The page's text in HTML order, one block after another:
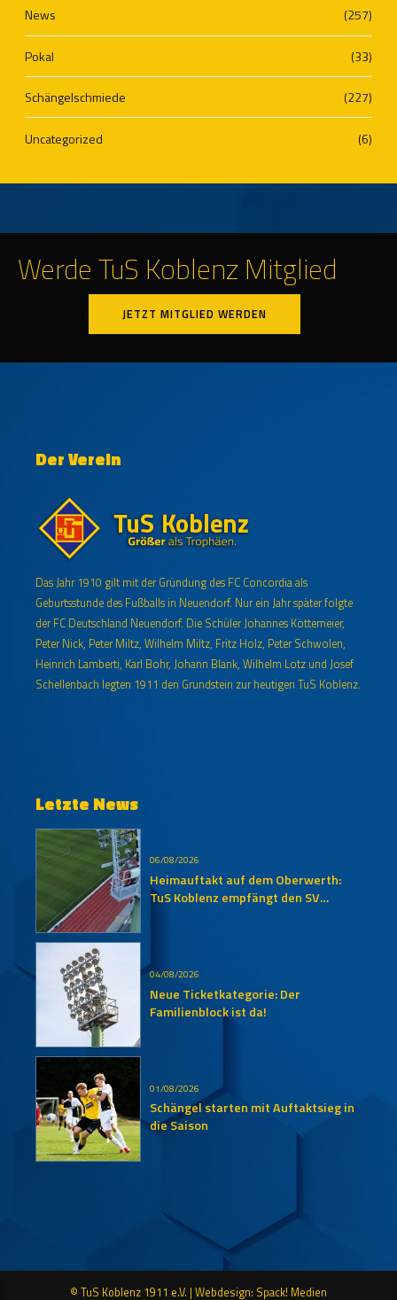
News (257)
Pokal (33)
Schängelschmiede (227)
Uncategorized (6)
Werde TuS Koblenz Mitglied
JETZT MITGLIED WERDEN
Der Verein
Das Jahr 1910 gilt mit der Gründung des FC Concordia als
Geburtsstunde des Fußballs in Neuendorf. Nur ein Jahr später folgte
der FC Deutschland Neuendorf. Die Schüler Johannes Kottemeier,
Peter Nick, Peter Miltz, Wilhelm Miltz, Fritz Holz, Peter Schwolen,
Heinrich Lamberti, Karl Bohr, Johann Blank, Wilhelm Lotz und Josef
Schellenbach legten 1911 den Grundstein zur heutigen TuS Koblenz.
Letzte News
06/08/2026
Heimauftakt auf dem Oberwerth:
TuS Koblenz empfängt den SV
04/08/2026
Neue Ticketkategorie: Der
Familienblock ist da!
01/08/2026
Schängel starten mit Auftaktsieg in
die Saison
© TuS Koblenz 1911 e.V. | Webdesign: Spack! Medien